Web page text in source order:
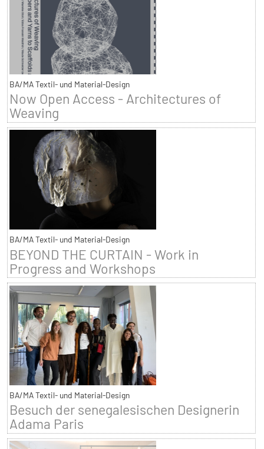
BA/MA Textil- und Material-Design
Now Open Access - Architectures of
Weaving
BA/MA Textil- und Material-Design
BEYOND THE CURTAIN - Work in
Progress and Workshops
BA/MA Textil- und Material-Design
Besuch der senegalesischen Designerin
Adama Paris